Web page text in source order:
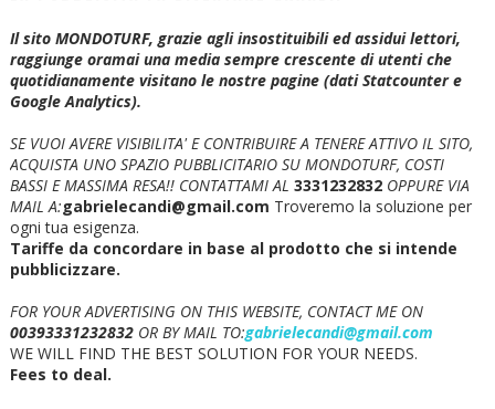
Il sito MONDOTURF, grazie agli insostituibili ed assidui lettori,
raggiunge oramai una media sempre crescente di utenti che
quotidianamente visitano le nostre pagine (dati Statcounter e
Google Analytics).
SE VUOI AVERE VISIBILITA' E CONTRIBUIRE A TENERE ATTIVO IL SITO,
ACQUISTA UNO SPAZIO PUBBLICITARIO SU MONDOTURF, COSTI
BASSI E MASSIMA RESA!! CONTATTAMI AL 3331232832 OPPURE VIA
MAIL A:gabrielecandi@gmail.com Troveremo la soluzione per
ogni tua esigenza.
Tariffe da concordare in base al prodotto che si intende
pubblicizzare.
FOR YOUR ADVERTISING ON THIS WEBSITE, CONTACT ME ON
00393331232832OR BY MAIL TO:gabrielecandi@gmail.com
WE WILL FIND THE BEST SOLUTION FOR YOUR NEEDS.
Fees to deal.